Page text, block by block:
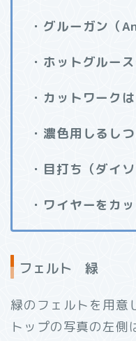
・グルーガン（
・ホットグルー
・カットワーク
・濃色用しるし
・目打ち（ダイソ
・ワイヤーをカ
フェルト 緑
緑のフェルトを用意
トップの写真の左